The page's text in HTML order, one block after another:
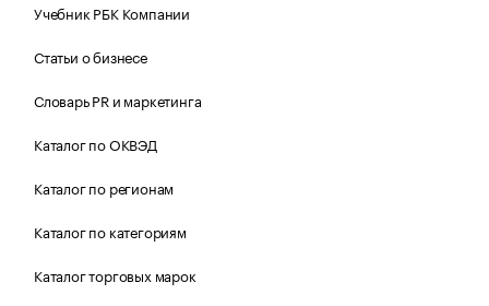
Учебник РБК Компании
Статьи о бизнесе
Словарь PR и маркетинга
Каталог по ОКВЭД
Каталог по регионам
Каталог по категориям
Каталог торговых марок